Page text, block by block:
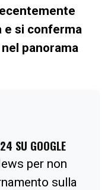
e si conferma
panorama
SU GOOGLE
per non
sulla